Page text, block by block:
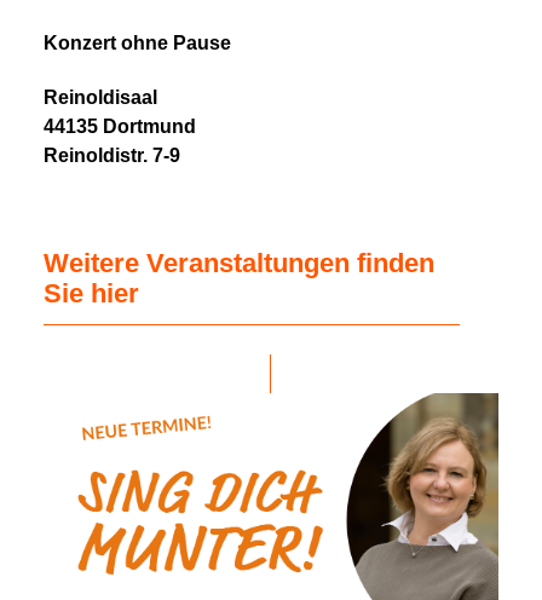
Konzert ohne Pause
Reinoldisaal
44135 Dortmund
Reinoldistr. 7-9
Weitere Veranstaltungen finden
Sie hier